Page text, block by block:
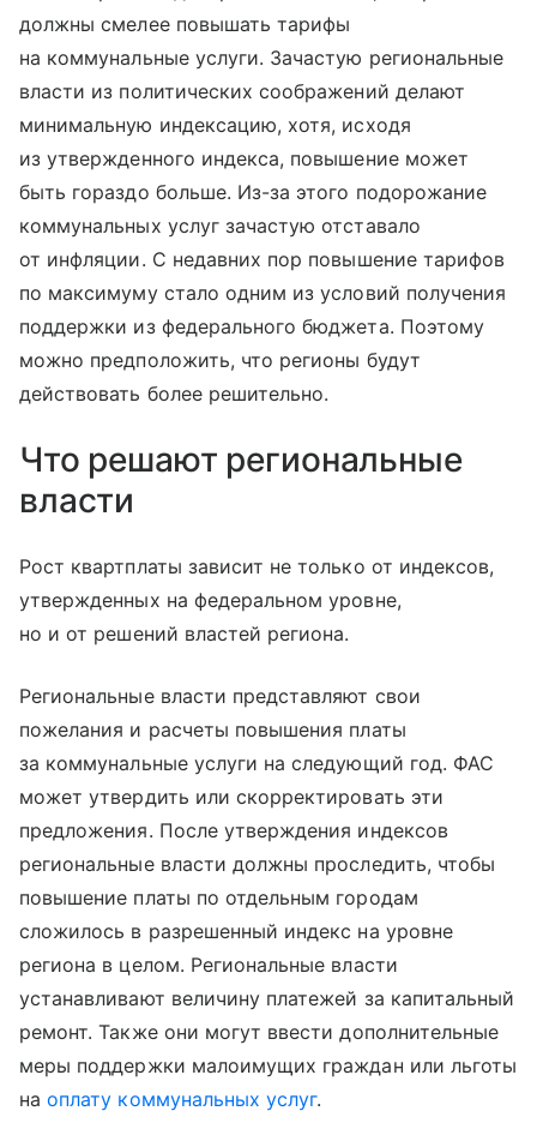
должны смелее повышать тарифы
на коммунальные услуги. Зачастую региональные
власти из политических соображений делают
минимальную индексацию, хотя, исходя
из утвержденного индекса, повышение может
быть гораздо больше. Из-за этого подорожание
коммунальных услуг зачастую отставало
от инфляции. С недавних пор повышение тарифов
по максимуму стало одним из условий получения
поддержки из федерального бюджета. Поэтому
можно предположить, что регионы будут
действовать более решительно.
Что решают региональные
власти
Рост квартплаты зависит не только от индексов,
утвержденных на федеральном уровне,
но и от решений властей региона.
Региональные власти представляют свои
пожелания и расчеты повышения платы
за коммунальные услуги на следующий год. ФАС
может утвердить или скорректировать эти
предложения. После утверждения индексов
региональные власти должны проследить, чтобы
повышение платы по отдельным городам
сложилось в разрешенный индекс на уровне
региона в целом. Региональные власти
устанавливают величину платежей за капитальный
ремонт. Также они могут ввести дополнительные
меры поддержки малоимущих граждан или льготы
наоплату коммунальных услуг.